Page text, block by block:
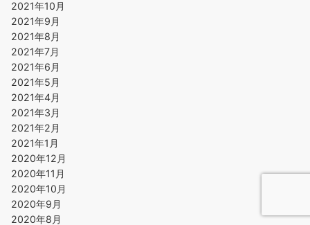
2021年10月
2021年9月
2021年8月
2021年7月
2021年6月
2021年5月
2021年4月
2021年3月
2021年2月
2021年1月
2020年12月
2020年11月
2020年10月
2020年9月
2020年8月